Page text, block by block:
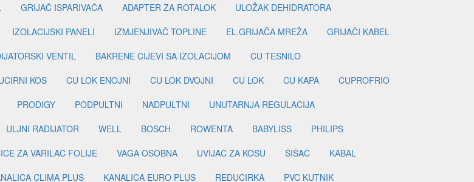
GRIJAČ ISPARIVAČA ADAPTER ZA ROTALOK
ULOŽAK DEHIDRATORA
IZOLACIJSKI PANELI IZMJENJIVAČ TOPLINE EL.GRIJAČA MREŽA
GRIJAČI KABEL
VENTIL BAKRENE CIJEVI SA IZOLACIJOM
CU TESNILO
KOS CU LOK ENOJNI CU LOK DVOJNI CU LOK CU KAPA
CUPROFRIO
PRODIGY PODPULTNI NADPULTNI
UNUTARNJA REGULACIJA
ULJNI RADIJATOR WELL BOSCH ROWENTA BABYLISS
PHILIPS
ZA VARILAC FOLIJE VAGA OSOBNA UVIJAČ ZA KOSU ŠIŠAČ
KABAL
CLIMA PLUS KANALICA EURO PLUS REDUCIRKA
PVC KUTNIK